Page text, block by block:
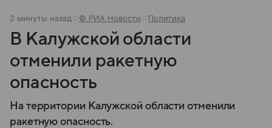
2 минуты назад © РИА Новости Политика
В Калужской области
отменили ракетную
опасность
На территории Калужской области отменили
ракетную опасность.